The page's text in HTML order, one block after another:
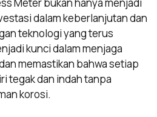
Meter bukan hanya menjadi
dalam keberlanjutan dan
teknologi yang terus
kunci dalam menjaga
memastikan bahwa setiap
tegak dan indah tanpa
korosi.